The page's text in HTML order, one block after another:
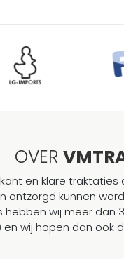
OVER
kant en klare
ontzorgd kunnen
hebben wij meer dan
wij hopen dan ook